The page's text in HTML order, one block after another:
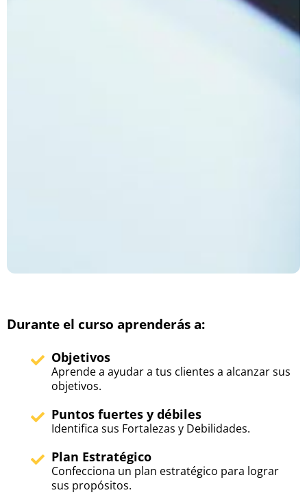
Durante el curso aprenderás a:
Objetivos
Aprende a ayudar a tus clientes a alcanzar sus
objetivos.
Puntos fuertes y débiles
Identifica sus Fortalezas y Debilidades.
Plan Estratégico
Confecciona un plan estratégico para lograr
sus propósitos.